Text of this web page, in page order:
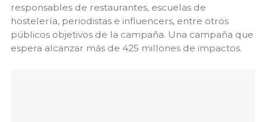
responsables de restaurantes, escuelas de
hostelería, periodistas e influencers, entre otros
públicos objetivos de la campaña. Una campaña que
espera alcanzar más de 425 millones de impactos.